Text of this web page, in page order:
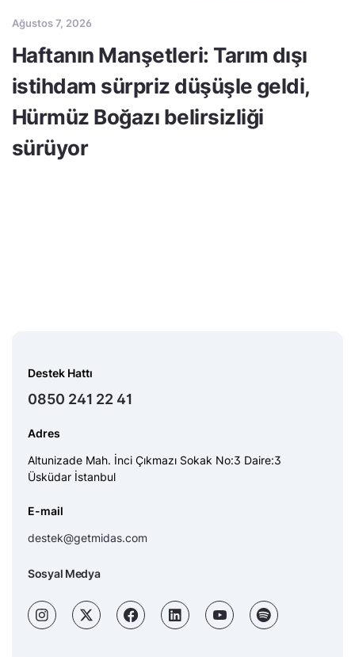
Ağustos 7, 2026
Haftanın Manşetleri: Tarım dışı
istihdam sürpriz düşüşle geldi,
Hürmüz Boğazı belirsizliği
sürüyor
Destek Hattı
0850 241 22 41
Adres
Altunizade Mah. İnci Çıkmazı Sokak No:3 Daire:3
Üsküdar İstanbul
E-mail
destek@getmidas.com
Sosyal Medya